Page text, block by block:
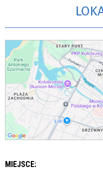
MIEJSCE: